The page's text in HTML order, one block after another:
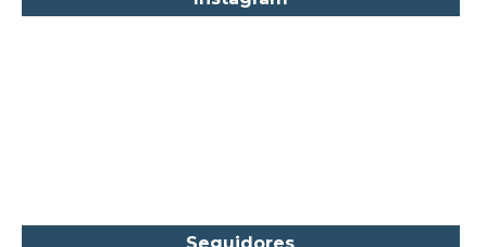
Caroline Linden